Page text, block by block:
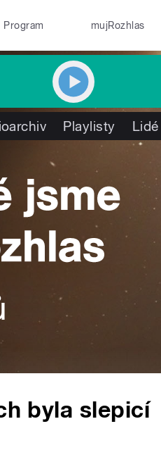
Program mujRozhlas
Playlisty Lidé
byla slepicí